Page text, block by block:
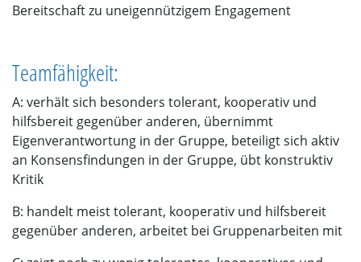
Bereitschaft zu uneigennützigem Engagement
Teamfähigkeit:
A: verhält sich besonders tolerant, kooperativ und
hilfsbereit gegenüber anderen, übernimmt
Eigenverantwortung in der Gruppe, beteiligt sich aktiv
an Konsensfindungen in der Gruppe, übt konstruktiv
Kritik
B: handelt meist tolerant, kooperativ und hilfsbereit
gegenüber anderen, arbeitet bei Gruppenarbeiten mit